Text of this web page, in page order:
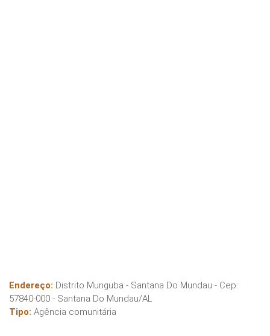
Endereço: Distrito Munguba - Santana Do Mundau - Cep:
57840-000 - Santana Do Mundau/AL
Tipo: Agência comunitária